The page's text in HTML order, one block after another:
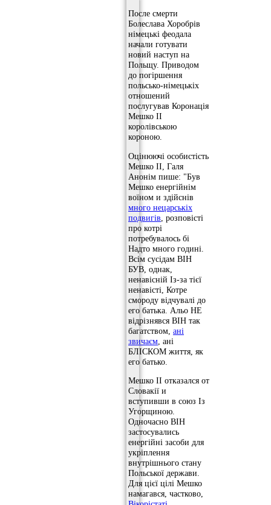
После смерти
Болеслава Хоробрів
німецькі феодала
начали готувати
новий наступ на
Польщу. Приводом
до погіршення
польсько-німецькіх
отношений
послугував Коронація
Мешко ІІ
королівською
короною.
Оцінюючі особистість
Мешко ІІ, Галя
Анонім пише: "Був
Мешко енергійнім
воїном и здійснів
много нецарськіх
подвигів , розповісті
про котрі
потребувалось бі
Надто много годині.
Всім сусідам ВІН
БУВ, однак,
ненавісній Із-за тієї
ненавісті, Котре
смороду відчувалі до
его батька. Альо НЕ
відрізнявся ВІН так
багатством, ані
звичаєм , ані
БЛІСКОМ життя, як
его батько.
Мешко ІІ отказался от
Словакії и
вступивши в союз Із
Угорщиною.
Одночасно ВІН
застосувались
енергійні засоби для
укріплення
внутрішнього стану
Польської держави.
Для цієї цілі Мешко
намагався, частково,